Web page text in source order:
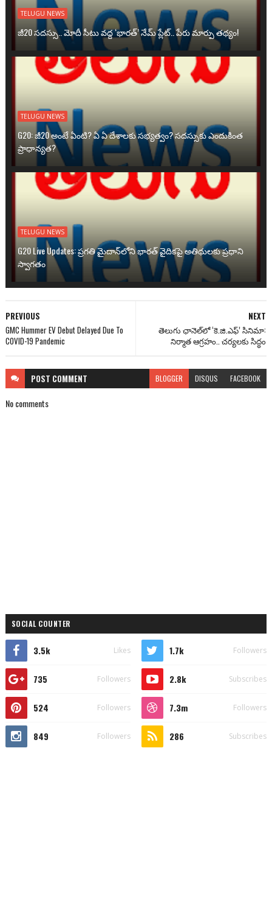
TELUGU NEWS
జీ20 సదస్సు.. మోదీ సీటు వద్ద ‘భారత్’ నేమ్ ప్లేట్‌.. పేరు మార్పు తథ్యం!
TELUGU NEWS
G20: జీ20 అంటే ఏంటి? ఏ ఏ దేశాలకు సభ్యత్వం? సదస్సుకు ఎందుకింత
ప్రాధాన్యత?
TELUGU NEWS
G20 Live Updates: ప్రగతి మైదాన్‌లోని భారత్ వైదికపై అతిథులకు ప్రధాని
స్వాగతం
NEXT
తెలుగు ఛానెల్‌లో ‘కె.జి.ఎఫ్’ సినిమా:
నిర్మాత ఆగ్రహం.. చర్యలకు సిద్ధం
PREVIOUS
GMC Hummer EV Debut Delayed Due To
COVID-19 Pandemic
POST COMMENT BLOGGER DISQUS FACEBOOK
No comments
SOCIAL COUNTER
3.5k Likes 1.7k Followers
735 Followers 2.8k Subscribes
524 Followers 7.3m Followers
849 Followers 286 Subscribes